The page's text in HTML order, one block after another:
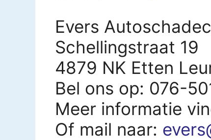
Evers
Schellingstraat 19
4879 NK Etten
Bel ons op: 076-
Meer informatie
Of mail naar: